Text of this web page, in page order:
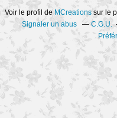
Voir le profil de MCreationssur le
Signaler un abus
C.G.U.